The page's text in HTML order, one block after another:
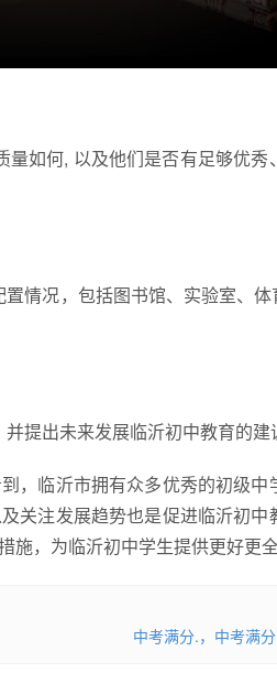
如何, 以及他们是否有足够优
情况，包括图书馆、实验室、
提出未来发展临沂初中教育的建
，临沂市拥有众多优秀的初级
关注发展趋势也是促进临沂初
，为临沂初中学生提供更好更
中考满分.，中考满